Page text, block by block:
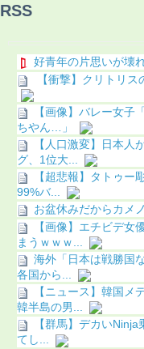
RSS
好青年の片思いが壊
【衝撃】クリトリ
【画像】バレー女子
ちやん…」
【人口激変】日本人
グ、1位大...
【超悲報】タトゥー
99%バ...
お盆休みだからカメ
【画像】エチビデ女
まうｗｗｗ...
海外「日本は戦勝国
各国から...
【ニュース】韓国メ
韓半島の男...
【群馬】デカい
てし...